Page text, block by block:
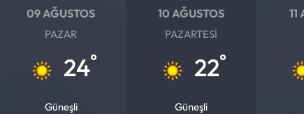
09 AĞUSTOS
PAZAR
24°
Güneşli
10 AĞUSTOS
PAZARTESI
22°
Güneşli
11